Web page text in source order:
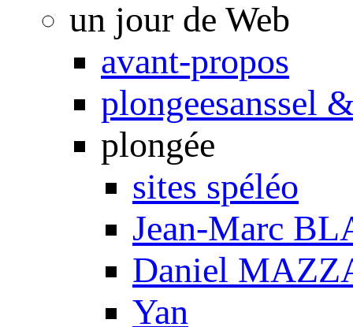
un jour de Web
avant-propos
plongeesanssel
plongée
sites spéléo
Jean-Marc
Daniel
Yan